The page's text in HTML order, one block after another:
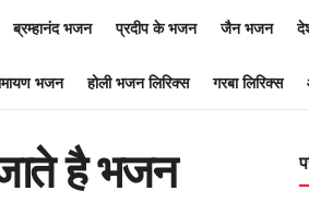
ब्रम्हानंद भजन प्रदीप के भजन जैन भजन
भजन होली भजन लिरिक्स गरबा लिरिक्स
जाते है भजन